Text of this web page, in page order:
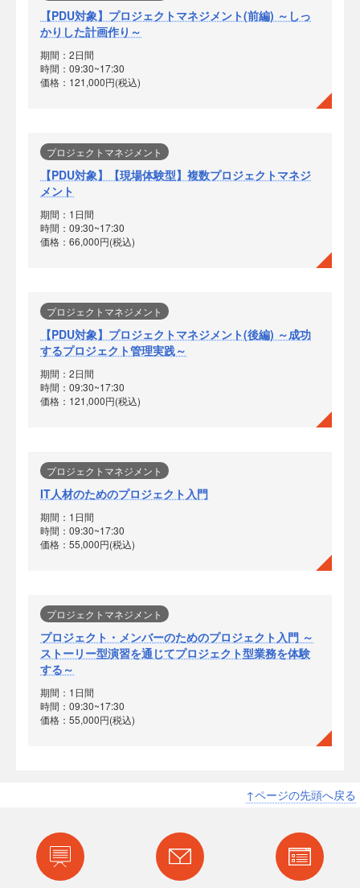
【PDU対象】プロジェクトマネジメント(前編) ～しっ
かりした計画作り～
期間：2日間
時間：09:30~17:30
価格：121,000円(税込)
プロジェクトマネジメント
【PDU対象】【現場体験型】複数プロジェクトマネジ
メント
期間：1日間
時間：09:30~17:30
価格：66,000円(税込)
プロジェクトマネジメント
【PDU対象】プロジェクトマネジメント(後編) ～成功
するプロジェクト管理実践～
期間：2日間
時間：09:30~17:30
価格：121,000円(税込)
プロジェクトマネジメント
IT人材のためのプロジェクト入門
期間：1日間
時間：09:30~17:30
価格：55,000円(税込)
プロジェクトマネジメント
プロジェクト・メンバーのためのプロジェクト入門 ～
ストーリー型演習を通じてプロジェクト型業務を体験
する～
期間：1日間
時間：09:30~17:30
価格：55,000円(税込)
↑ページの先頭へ戻る